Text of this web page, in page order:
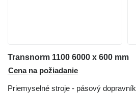
Transnorm 1100 6000 x 600 mm
Cena na požiadanie
Priemyselné stroje - pásový dopravník